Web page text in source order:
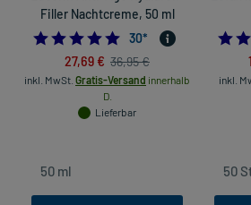
Filler Nachtcreme, 50 ml
4.733333333333333
30*
27,69 € 36,95 €
inkl. MwSt. Gratis-Versand innerhalb
D.
Lieferbar
inkl.